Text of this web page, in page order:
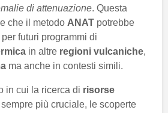
di attenuazione. Questa
che il metodo ANAT potrebbe
futuri programmi di
in altre regioni vulcaniche,
ma anche in contesti simili.
in cui la ricerca di risorse
più cruciale, le scoperte